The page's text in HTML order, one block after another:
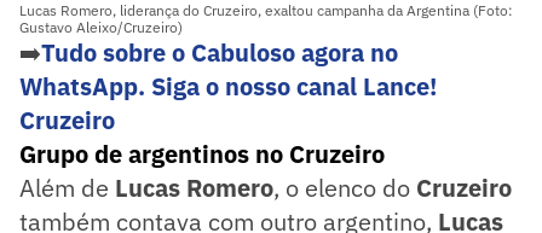
Lucas Romero, liderança do Cruzeiro, exaltou campanha da Argentina (Foto:
Gustavo Aleixo/Cruzeiro)
➡️Tudo sobre o Cabuloso agora no
WhatsApp. Siga o nosso canal Lance!
Cruzeiro
Grupo de argentinos no Cruzeiro
Além de Lucas Romero, o elenco do Cruzeiro
também contava com outro argentino, Lucas